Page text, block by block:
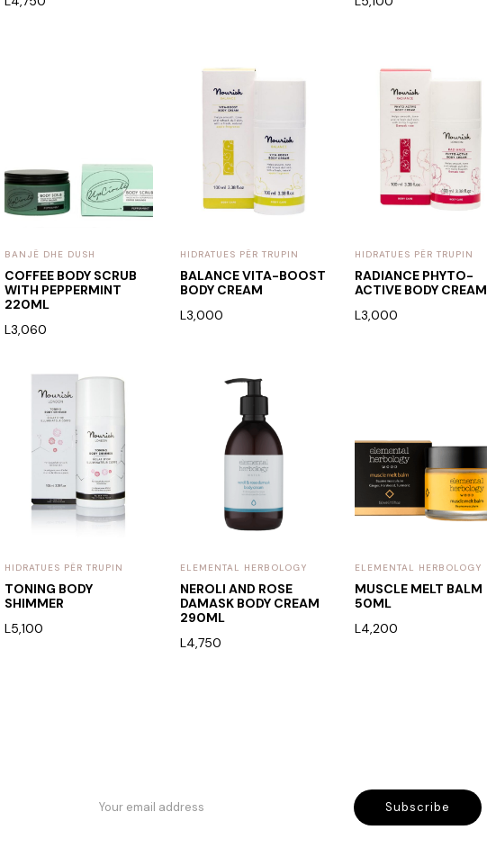
BANJË DHE DUSH
COFFEE BODY SCRUB
WITH PEPPERMINT
220ML
L3,060
HIDRATUES PËR TRUPIN
BALANCE VITA-BOOST
BODY CREAM
L3,000
HIDRATUES PËR TRUPIN
RADIANCE PHYTO-
ACTIVE BODY CREAM
L3,000
HIDRATUES PËR TRUPIN
TONING BODY
SHIMMER
L5,100
ELEMENTAL HERBOLOGY
NEROLI AND ROSE
DAMASK BODY CREAM
290ML
L4,750
ELEMENTAL HERBOLOGY
MUSCLE MELT BALM
50ML
L4,200
Subscribe